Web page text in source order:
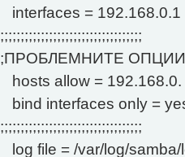
interfaces = 192.168.0.1
;;;;;;;;;;;;;;;;;;;;;;;;;;;;;;;;;;;
;ПРОБЛЕМНИТЕ
hosts allow = 192.168.0.
bind interfaces only =
;;;;;;;;;;;;;;;;;;;;;;;;;;;;;;;;;;;
log file = /var/log/samba/